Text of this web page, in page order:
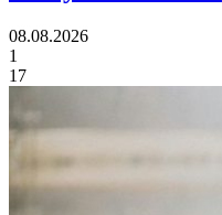
08.08.2026
1
17